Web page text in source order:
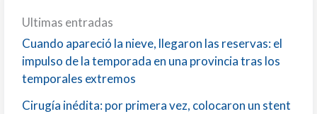
Ultimas entradas
Cuando apareció la nieve, llegaron las reservas: el
impulso de la temporada en una provincia tras los
temporales extremos
Cirugía inédita: por primera vez, colocaron un stent